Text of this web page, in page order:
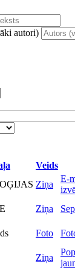
autori)
Veids
Ziņa
E-
Ziņa
Foto
Ziņa